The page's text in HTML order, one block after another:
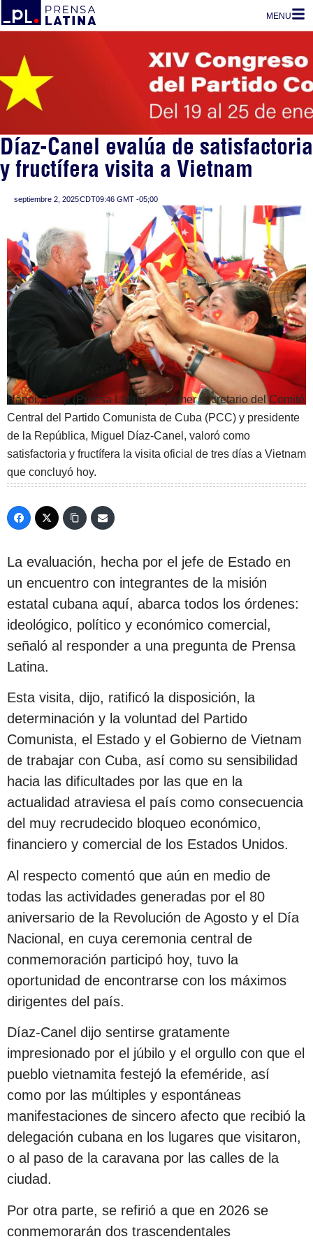
MENU
Díaz-Canel evalúa de satisfactoria
y fructífera visita a Vietnam
septiembre 2, 2025CDT09:46 GMT -05;00
Hanoi, 2 sep (Prensa Latina) El primer secretario del Comité
Central del Partido Comunista de Cuba (PCC) y presidente
de la República, Miguel Díaz-Canel, valoró como
satisfactoria y fructífera la visita oficial de tres días a Vietnam
que concluyó hoy.
La evaluación, hecha por el jefe de Estado en
un encuentro con integrantes de la misión
estatal cubana aquí, abarca todos los órdenes:
ideológico, político y económico comercial,
señaló al responder a una pregunta de Prensa
Latina.
Esta visita, dijo, ratificó la disposición, la
determinación y la voluntad del Partido
Comunista, el Estado y el Gobierno de Vietnam
de trabajar con Cuba, así como su sensibilidad
hacia las dificultades por las que en la
actualidad atraviesa el país como consecuencia
del muy recrudecido bloqueo económico,
financiero y comercial de los Estados Unidos.
Al respecto comentó que aún en medio de
todas las actividades generadas por el 80
aniversario de la Revolución de Agosto y el Día
Nacional, en cuya ceremonia central de
conmemoración participó hoy, tuvo la
oportunidad de encontrarse con los máximos
dirigentes del país.
Díaz-Canel dijo sentirse gratamente
impresionado por el júbilo y el orgullo con que el
pueblo vietnamita festejó la efeméride, así
como por las múltiples y espontáneas
manifestaciones de sincero afecto que recibió la
delegación cubana en los lugares que visitaron,
o al paso de la caravana por las calles de la
ciudad.
Por otra parte, se refirió a que en 2026 se
conmemorarán dos trascendentales